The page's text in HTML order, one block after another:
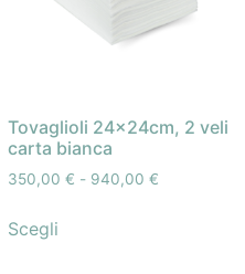
Tovaglioli 24x24cm, 2 veli
carta bianca
350,00 € - 940,00 €
Scegli